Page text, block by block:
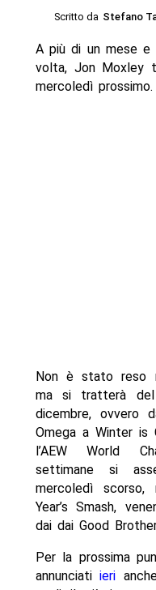
Scritto da Stefano
A più di un mese e
volta, Jon Moxley
mercoledì prossimo.
Non è stato reso
ma si tratterà
dicembre, ovvero
Omega a Winter is
l’AEW World
settimane si
mercoledì
Year’s Smash,
dai dai Good
Per la prossima
annunciatiieri